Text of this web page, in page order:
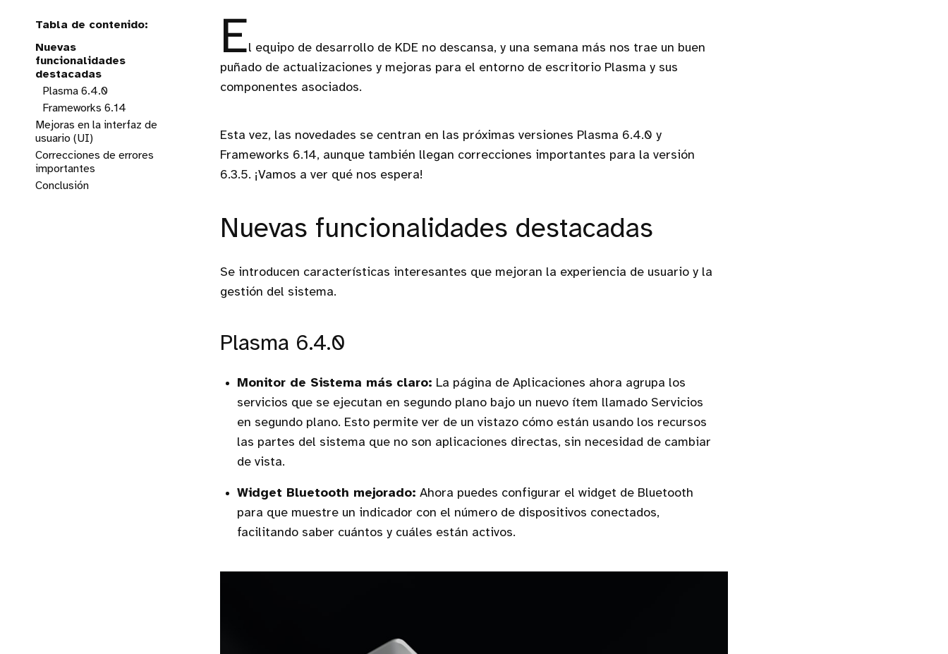
Nuevas
funcionalidades
destacadas
Plasma 6.4.0
Frameworks 6.14
Mejoras en la interfaz de
usuario (UI)
Plasma 6.3.5
Plasma 6.4.0
Frameworks 6.14
Correcciones de errores
importantes
Plasma 6.3.5
Conclusión
El equipo de desarrollo de KDE no descansa, y una semana más nos trae un buen
puñado de actualizaciones y mejoras para el entorno de escritorio Plasma y sus
componentes asociados.
Esta vez, las novedades se centran en las próximas versiones Plasma 6.4.0 y
Frameworks 6.14, aunque también llegan correcciones importantes para la versión
6.3.5. ¡Vamos a ver qué nos espera!
Nuevas funcionalidades destacadas
Se introducen características interesantes que mejoran la experiencia de usuario y la
gestión del sistema.
Plasma 6.4.0
Monitor de Sistema más claro: La página de Aplicaciones ahora agrupa los
servicios que se ejecutan en segundo plano bajo un nuevo ítem llamado Servicios
en segundo plano. Esto permite ver de un vistazo cómo están usando los recursos
las partes del sistema que no son aplicaciones directas, sin necesidad de cambiar
de vista.
Widget Bluetooth mejorado: Ahora puedes configurar el widget de Bluetooth
para que muestre un indicador con el número de dispositivos conectados,
facilitando saber cuántos y cuáles están activos.